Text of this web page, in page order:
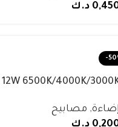
د.ك
-
12W 6500K/4000K/3000K
إضاءة, مصابيح
د.ك